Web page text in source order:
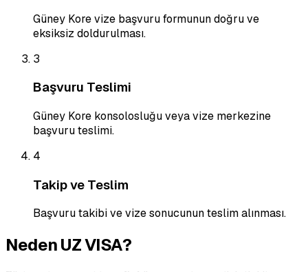
Güney Kore vize başvuru formunun doğru ve
eksiksiz doldurulması.
3
Başvuru Teslimi
Güney Kore konsolosluğu veya vize merkezine
başvuru teslimi.
4
Takip ve Teslim
Başvuru takibi ve vize sonucunun teslim alınması.
Neden UZ VISA?